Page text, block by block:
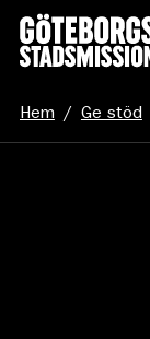
Hem / Ge stöd